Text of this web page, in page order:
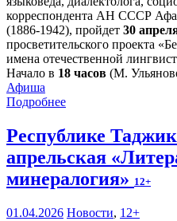
корреспондента АН СССР
(1886-1942), пройдет 30
просветительского проекта
имена отечественной
Начало в 18 часов (М.
Афиша
Подробнее
Республике
апрельская
минералогия» 12+
01.04.2026 Новости, 12+